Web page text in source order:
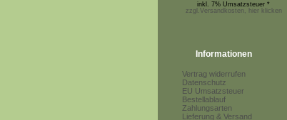
inkl. 7% Umsatzsteuer *
zzgl.Versandkosten, hier klicken
Informationen
Vertrag widerrufen
Datenschutz
EU Umsatzsteuer
Bestellablauf
Zahlungsarten
Lieferung & Versand